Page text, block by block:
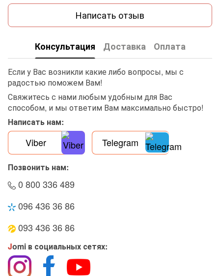
Написать отзыв
Консультация Доставка Оплата
Если у Вас возникли какие либо вопросы, мы с
радостью поможем Вам!
Свяжитесь с нами любым удобным для Вас
способом, и мы ответим Вам максимально быстро!
Написать нам:
Viber Telegram
Позвонить нам:
0 800 336 489
096 436 36 86
093 436 36 86
Jomi в социальных сетях: